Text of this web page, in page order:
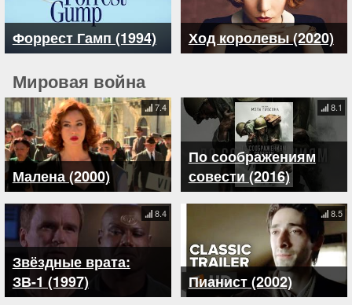
Форрест Гамп (1994) Ход королевы (2020)
Мировая война
Малена (2000)
7.4
По соображениям
совести (2016)
8.1
Звёздные врата:
ЗВ-1 (1997)
8.4
Пианист (2002)
8.5